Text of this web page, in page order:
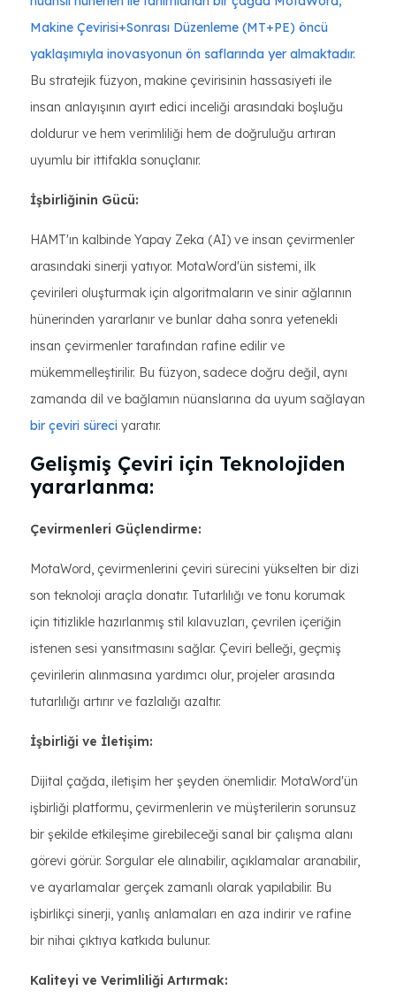
Makine Çevirisi+Sonrası Düzenleme (MT+PE) öncü
yaklaşımıyla inovasyonun ön saflarında yer almaktadır.
Bu stratejik füzyon, makine çevirisinin hassasiyeti ile
insan anlayışının ayırt edici inceliği arasındaki boşluğu
doldurur ve hem verimliliği hem de doğruluğu artıran
uyumlu bir ittifakla sonuçlanır.
İşbirliğinin Gücü:
HAMT'ın kalbinde Yapay Zeka (AI) ve insan çevirmenler
arasındaki sinerji yatıyor. MotaWord'ün sistemi, ilk
çevirileri oluşturmak için algoritmaların ve sinir ağlarının
hünerinden yararlanır ve bunlar daha sonra yetenekli
insan çevirmenler tarafından rafine edilir ve
mükemmelleştirilir. Bu füzyon, sadece doğru değil, aynı
zamanda dil ve bağlamın nüanslarına da uyum sağlayan
bir çeviri süreci yaratır.
Gelişmiş Çeviri için Teknolojiden
yararlanma:
Çevirmenleri Güçlendirme:
MotaWord, çevirmenlerini çeviri sürecini yükselten bir dizi
son teknoloji araçla donatır. Tutarlılığı ve tonu korumak
için titizlikle hazırlanmış stil kılavuzları, çevrilen içeriğin
istenen sesi yansıtmasını sağlar. Çeviri belleği, geçmiş
çevirilerin alınmasına yardımcı olur, projeler arasında
tutarlılığı artırır ve fazlalığı azaltır.
İşbirliği ve İletişim:
Dijital çağda, iletişim her şeyden önemlidir. MotaWord'ün
işbirliği platformu, çevirmenlerin ve müşterilerin sorunsuz
bir şekilde etkileşime girebileceği sanal bir çalışma alanı
görevi görür. Sorgular ele alınabilir, açıklamalar aranabilir,
ve ayarlamalar gerçek zamanlı olarak yapılabilir. Bu
işbirlikçi sinerji, yanlış anlamaları en aza indirir ve rafine
bir nihai çıktıya katkıda bulunur.
Kaliteyi ve Verimliliği Artırmak: